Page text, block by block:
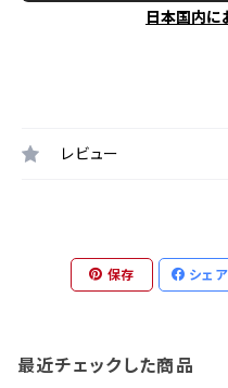
日本国内に
レビュー
保存 シェア
最近チェックした商品